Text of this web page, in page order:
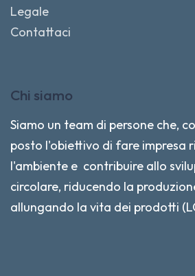
Legale
Contattaci
Chi siamo
Siamo un team di persone che,
posto l'obiettivo di fare impresa
l'ambiente e contribuire allo
circolare, riducendo la
allungando la vita dei prodotti